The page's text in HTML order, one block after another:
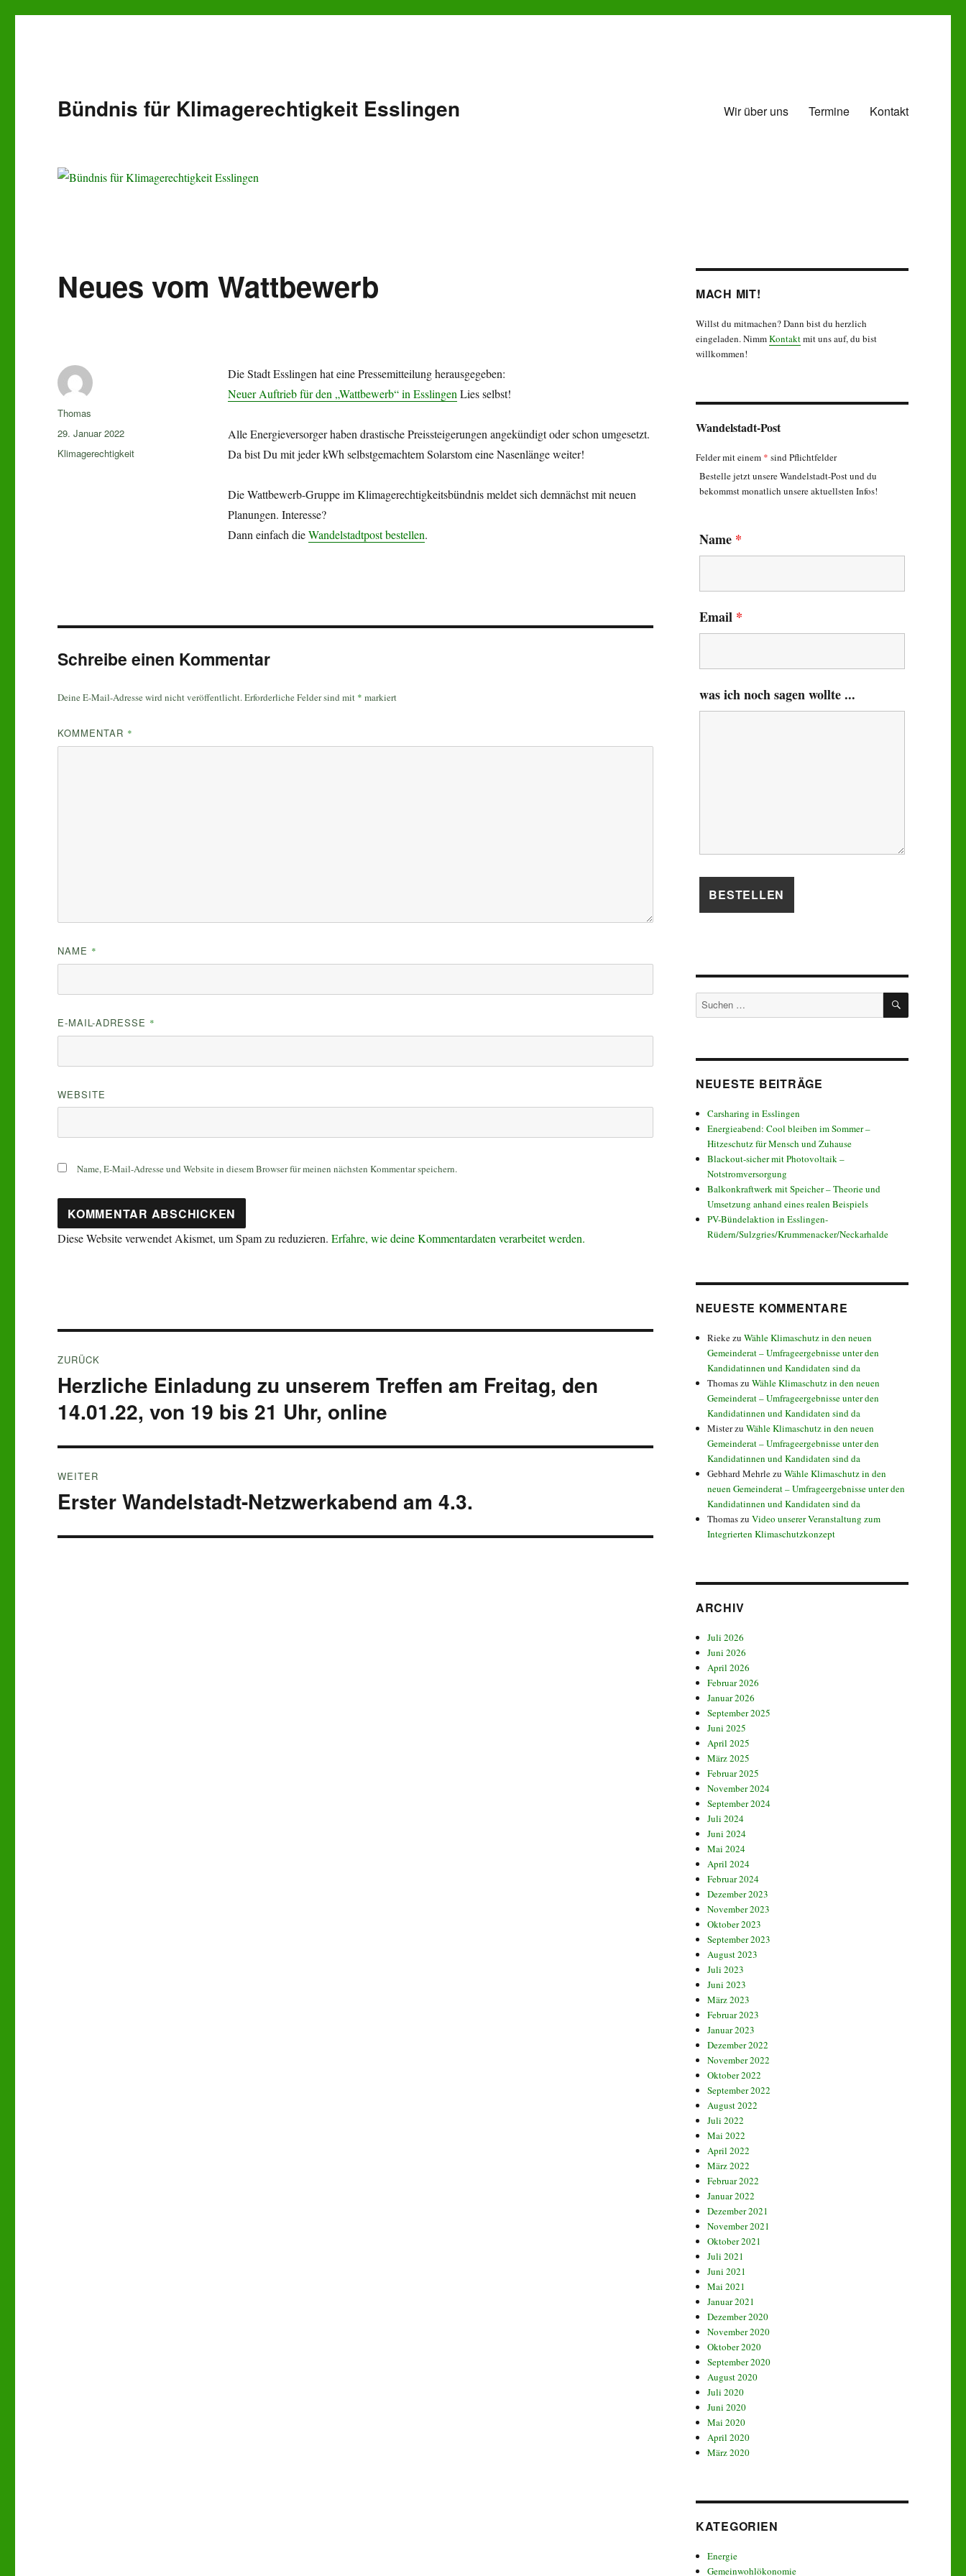
Bündnis für Klimagerechtigkeit Esslingen Wir über uns Termine Kontakt
Neues vom Wattbewerb
Die Stadt Esslingen hat eine Pressemitteilung herausgegeben:
Neuer Auftrieb für den „Wattbewerb“ in EsslingenLies selbst!
Alle Energieversorger haben drastische Preissteigerungen angekündigt oder schon umgesetzt.
Da bist Du mit jeder kWh selbstgemachtem Solarstom eine Nasenlänge weiter!
Die Wattbewerb-Gruppe im Klimagerechtigkeitsbündnis meldet sich demnächst mit neuen
Planungen. Interesse?
Dann einfach dieWandelstadtpost bestellen.
Autor
Thomas
Veröffentlicht
am
29. Januar 2022
Kategorien
Klimagerechtigkeit
Schreibe einen Kommentar
Deine E-Mail-Adresse wird nicht veröffentlicht.Erforderliche Felder sind mit * markiert
KOMMENTAR *
NAME *
E-MAIL-ADRESSE *
WEBSITE
Name, E-Mail-Adresse und Website in diesem Browser für meinen nächsten Kommentar speichern.
Diese Website verwendet Akismet, um Spam zu reduzieren.Erfahre, wie deine Kommentardaten verarbeitet werden.
ZURÜCK
Vorheriger
Beitrag:
Herzliche Einladung zu unserem Treffen am Freitag, den
14.01.22, von 19 bis 21 Uhr, online
WEITER
Nächster
Erster Wandelstadt-Netzwerkabend am 4.3.
MACH MIT!
Willst du mitmachen? Dann bist du herzlich
eingeladen. NimmKontaktmit uns auf, du bist
willkommen!
Wandelstadt-Post
Felder mit einem * sind Pflichtfelder
Bestelle jetzt unsere Wandelstadt-Post und du
bekommst monatlich unsere aktuellsten Infos!
Name *
Email *
was ich noch sagen wollte ...
Suchen
nach:
SUCHEN
NEUESTE BEITRÄGE
Carsharing in Esslingen
Energieabend: Cool bleiben im Sommer –
Hitzeschutz für Mensch und Zuhause
Blackout-sicher mit Photovoltaik –
Notstromversorgung
Balkonkraftwerk mit Speicher – Theorie und
Umsetzung anhand eines realen Beispiels
PV-Bündelaktion in Esslingen-
Rüdern/Sulzgries/Krummenacker/Neckarhalde
NEUESTE KOMMENTARE
RiekezuWähle Klimaschutz in den neuen
Gemeinderat – Umfrageergebnisse unter den
Kandidatinnen und Kandidaten sind da
ThomaszuWähle Klimaschutz in den neuen
Gemeinderat – Umfrageergebnisse unter den
Kandidatinnen und Kandidaten sind da
MisterzuWähle Klimaschutz in den neuen
Gemeinderat – Umfrageergebnisse unter den
Kandidatinnen und Kandidaten sind da
Gebhard MehrlezuWähle Klimaschutz in den
neuen Gemeinderat – Umfrageergebnisse unter den
Kandidatinnen und Kandidaten sind da
ThomaszuVideo unserer Veranstaltung zum
Integrierten Klimaschutzkonzept
ARCHIV
Juli 2026
Juni 2026
April 2026
Februar 2026
Januar 2026
September 2025
Juni 2025
April 2025
März 2025
Februar 2025
November 2024
September 2024
Juli 2024
Juni 2024
Mai 2024
April 2024
Februar 2024
Dezember 2023
November 2023
Oktober 2023
September 2023
August 2023
Juli 2023
Juni 2023
März 2023
Februar 2023
Januar 2023
Dezember 2022
November 2022
Oktober 2022
September 2022
August 2022
Juli 2022
Mai 2022
April 2022
März 2022
Februar 2022
Januar 2022
Dezember 2021
November 2021
Oktober 2021
Juli 2021
Juni 2021
Mai 2021
Januar 2021
Dezember 2020
November 2020
Oktober 2020
September 2020
August 2020
Juli 2020
Juni 2020
Mai 2020
April 2020
März 2020
KATEGORIEN
Energie
Gemeinwohlökonomie